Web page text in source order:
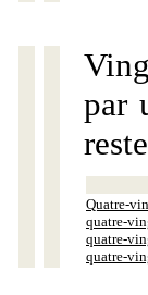
par
Quatre-
quatre-
quatre-
quatre-